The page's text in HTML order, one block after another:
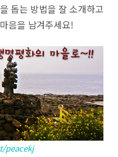
돕는 방법을 잘 소개하고
음을 남겨주세요!
peacekj